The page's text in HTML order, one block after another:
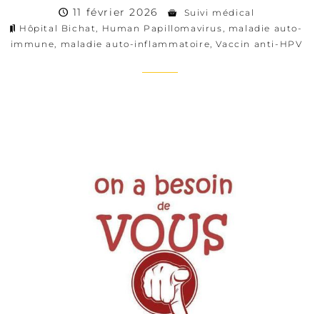
11 février 2026
Suivi médical
Hôpital Bichat, Human Papillomavirus, maladie auto-
immune, maladie auto-inflammatoire,Vaccin anti-HPV